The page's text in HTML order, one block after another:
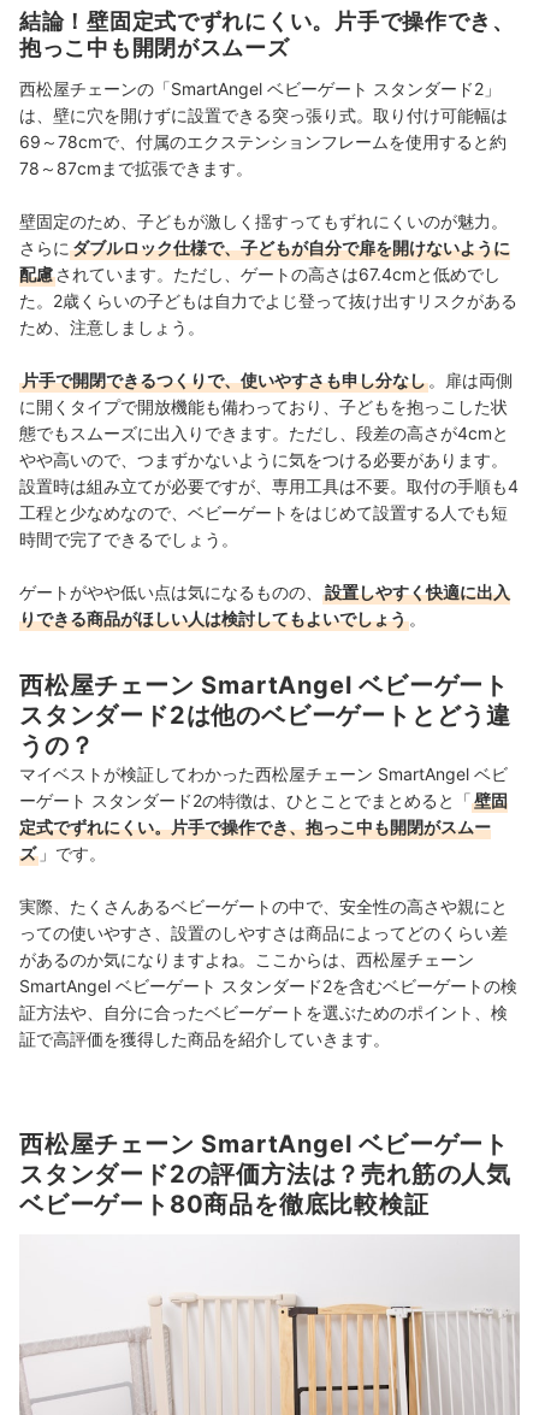
奥冨舞のプロフィール
結論！壁固定式でずれにくい。片手で操作でき、
抱っこ中も開閉がスムーズ
西松屋チェーンの「SmartAngel ベビーゲート スタンダード2」
は、壁に穴を開けずに設置できる突っ張り式。取り付け可能幅は
69～78cmで、付属のエクステンションフレームを使用すると約
78～87cmまで拡張できます。
壁固定のため、子どもが激しく揺すってもずれにくいのが魅力。
さらに ダブルロック仕様で、子どもが自分で扉を開けないように
配慮されています。ただし、ゲートの高さは67.4cmと低めでし
た。2歳くらいの子どもは自力でよじ登って抜け出すリスクがある
ため、注意しましょう。
片手で開閉できるつくりで、使いやすさも申し分なし 。扉は両側
に開くタイプで開放機能も備わっており、子どもを抱っこした状
態でもスムーズに出入りできます。ただし、段差の高さが4cmと
やや高いので、つまずかないように気をつける必要があります。
設置時は組み立てが必要ですが、専用工具は不要。取付の手順も4
工程と少なめなので、ベビーゲートをはじめて設置する人でも短
時間で完了できるでしょう。
ゲートがやや低い点は気になるものの、
設置しやすく快適に出入
りできる商品がほしい人は検討してもよいでしょう 。
西松屋チェーン SmartAngel ベビーゲート
スタンダード2は他のベビーゲートとどう違
うの？
マイベストが検証してわかった西松屋チェーン SmartAngel ベビ
ーゲート スタンダード2の特徴は、ひとことでまとめると「壁固
定式でずれにくい。片手で操作でき、抱っこ中も開閉がスムー
ズ 」です。
実際、たくさんあるベビーゲートの中で、安全性の高さや親にと
っての使いやすさ、設置のしやすさは商品によってどのくらい差
があるのか気になりますよね。ここからは、西松屋チェーン
SmartAngel ベビーゲート スタンダード2を含むベビーゲートの検
証方法や、自分に合ったベビーゲートを選ぶためのポイント、検
証で高評価を獲得した商品を紹介していきます。
西松屋チェーン SmartAngel ベビーゲート
スタンダード2の評価方法は？売れ筋の人気
ベビーゲート80商品を徹底比較検証